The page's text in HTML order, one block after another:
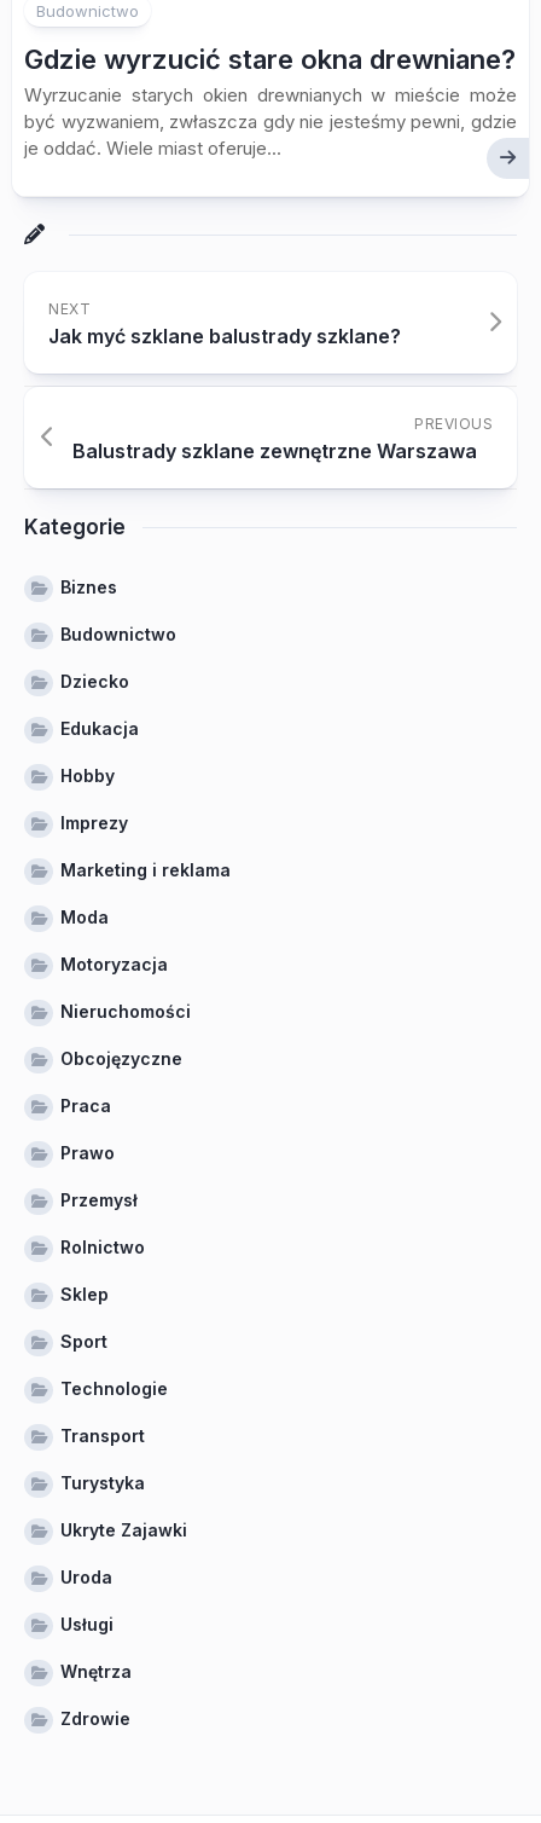
Budownictwo
Gdzie wyrzucić stare okna drewniane?
Wyrzucanie starych okien drewnianych w mieście może
być wyzwaniem, zwłaszcza gdy nie jesteśmy pewni, gdzie
je oddać. Wiele miast oferuje...
NEXT
Jak myć szklane balustrady szklane?
PREVIOUS
Balustrady szklane zewnętrzne Warszawa
Kategorie
Biznes
Budownictwo
Dziecko
Edukacja
Hobby
Imprezy
Marketing i reklama
Moda
Motoryzacja
Nieruchomości
Obcojęzyczne
Praca
Prawo
Przemysł
Rolnictwo
Sklep
Sport
Technologie
Transport
Turystyka
Ukryte Zajawki
Uroda
Usługi
Wnętrza
Zdrowie